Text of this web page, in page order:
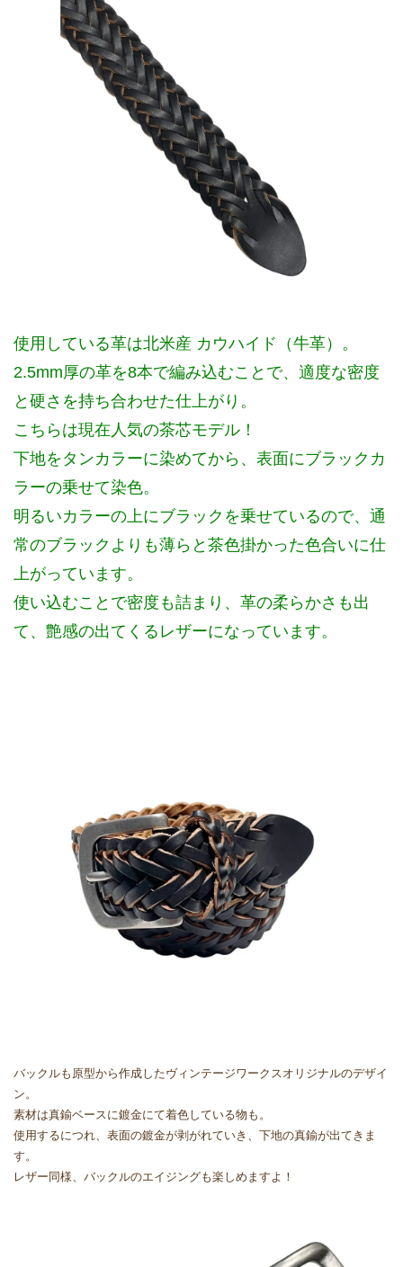
使用している革は北米産 カウハイド（牛革）。
2.5mm厚の革を8本で編み込むことで、適度な密度
と硬さを持ち合わせた仕上がり。
こちらは現在人気の茶芯モデル！
下地をタンカラーに染めてから、表面にブラックカ
ラーの乗せて染色。
明るいカラーの上にブラックを乗せているので、通
常のブラックよりも薄らと茶色掛かった色合いに仕
上がっています。
使い込むことで密度も詰まり、革の柔らかさも出
て、艶感の出てくるレザーになっています。
バックルも原型から作成したヴィンテージワークスオリジナルのデザイ
ン。
素材は真鍮ベースに鍍金にて着色している物も。
使用するにつれ、表面の鍍金が剥がれていき、下地の真鍮が出てきま
す。
レザー同様、バックルのエイジングも楽しめますよ！